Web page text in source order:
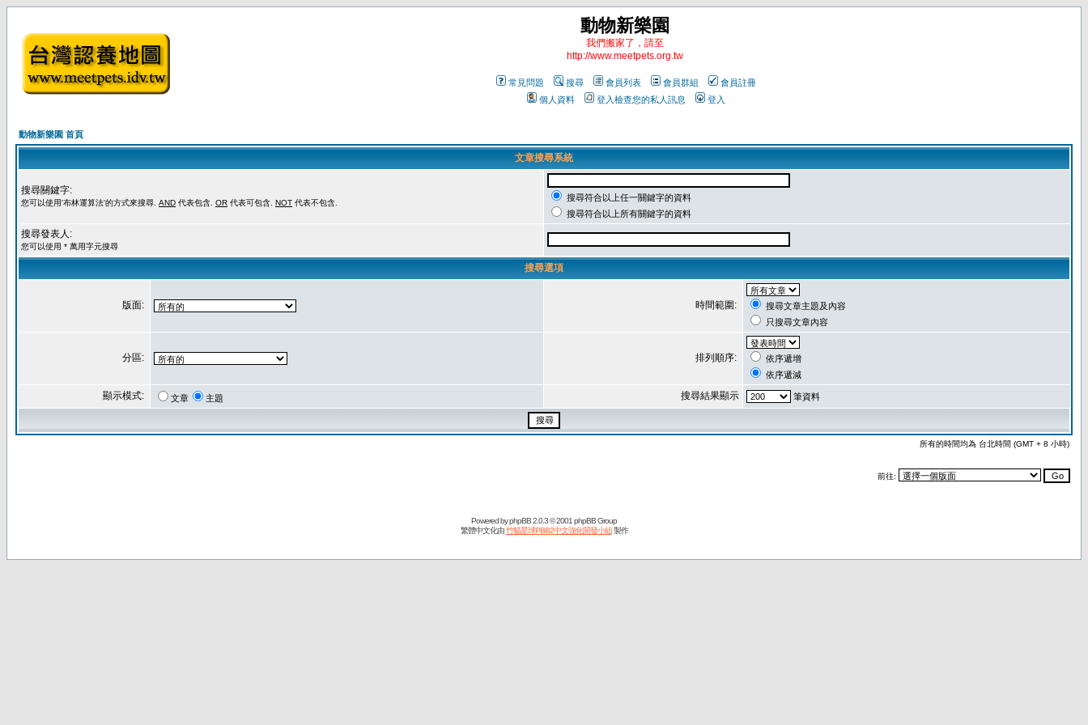
動物新樂園
我們搬家了，請至
http://www.meetpets.org.tw
常見問題 搜尋 會員列表 會員群組
會員註冊
個人資料
登入檢查您的私人訊息 登入
動物新樂園 首頁
文章搜尋系統
搜尋關鍵字:
您可以使用'布林運算法'的方式來搜尋. AND 代表包含. OR 代表可包含. NOT 代表不包含.
搜尋符合以上任一關鍵字的資料
搜尋符合以上所有關鍵字的資料
搜尋發表人:
您可以使用 * 萬用字元搜尋
搜尋選項
版面: 時間範圍:
搜尋文章主題及內容
只搜尋文章內容
分區: 排列順序:
依序遞增
依序遞減
顯示模式: 文章 主題 搜尋結果顯示 筆資料
所有的時間均為 台北時間 (GMT + 8 小時)
前往:
Powered byphpBB2.0.3 © 2001 phpBB Group
繁體中文化由竹貓星球PBB2中文強化開發小組製作